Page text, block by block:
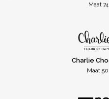
Maat
Charlie
Maat